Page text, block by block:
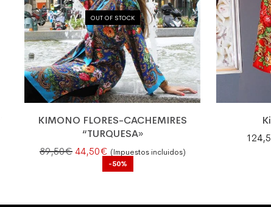
OUT OF STOCK
KIMONO FLORES-CACHEMIRES
“TURQUESA»
89,50€ El precio original era: 89,50€.
44,50€El precio actual es: 44,50€.
(Impuestos incluidos)
-50%